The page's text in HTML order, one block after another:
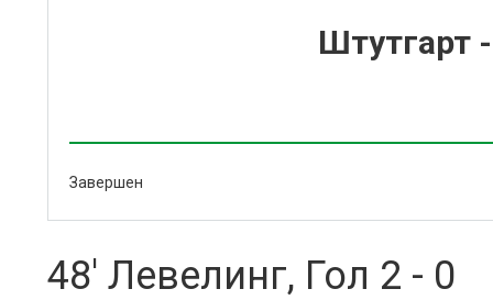
Штутгарт
Завершен
48' Левелинг, Гол 2 - 0